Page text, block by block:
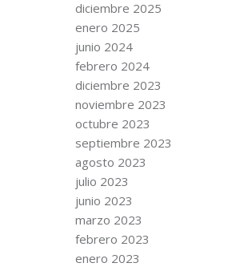
diciembre 2025
enero 2025
junio 2024
febrero 2024
diciembre 2023
noviembre 2023
octubre 2023
septiembre 2023
agosto 2023
julio 2023
junio 2023
marzo 2023
febrero 2023
enero 2023